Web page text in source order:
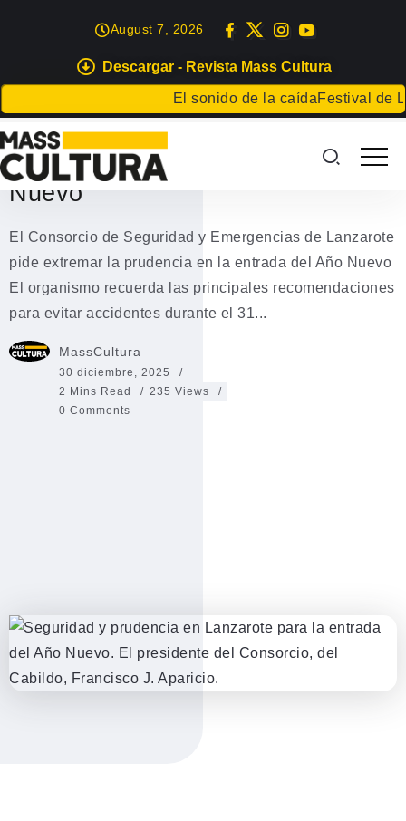
Descargar - Revista Mass Cultura
El sonido de la caída Festival de
August 7, 2026
EVENTOS
Seguridad y prudencia en
Lanzarote para la entrada del Año
Nuevo
El Consorcio de Seguridad y Emergencias de Lanzarote
pide extremar la prudencia en la entrada del Año Nuevo
El organismo recuerda las principales recomendaciones
para evitar accidentes durante el 31...
MassCultura
30 diciembre, 2025
2 Mins Read
235 Views
0 Comments